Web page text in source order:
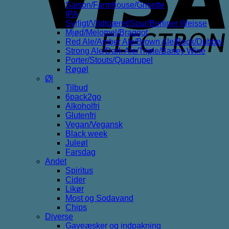
Saison/Farmhouse/Grisette
IPA
Syrligt/Vildtgæret/Sour/Berliner Weisse
Mjød/Melomel/Braggot
Red Ale/Amber Ale/Brown Ale/Bock/Dubbel
Strong Ale/Dark Ale/Triple/Barley Wine
Porter/Stouts/Quadrupel
Røgøl
Øl
Tilbud
6pack2go
Alkoholfri
Glutenfri
Vegan/Vegansk
Black week
Juleøl
Farsdag
Andet
Spiritus
Cider
Likør
Most og Sodavand
Chips
Diverse
Gaveæsker og indpakning